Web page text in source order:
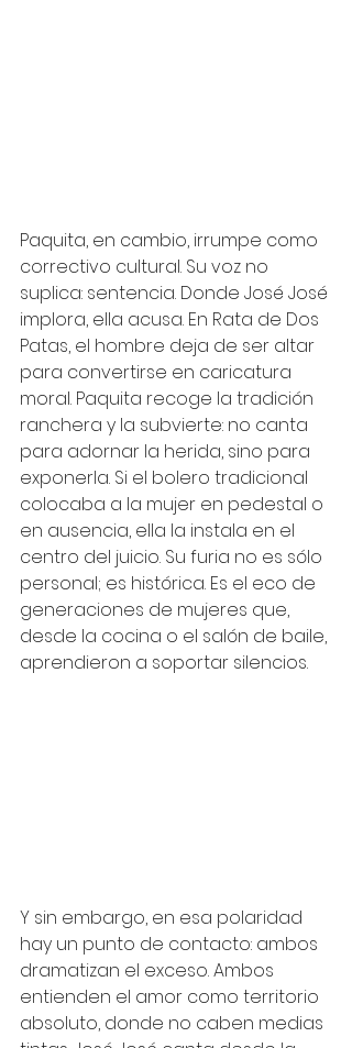
Paquita, en cambio, irrumpe como
correctivo cultural. Su voz no
suplica: sentencia. Donde José José
implora, ella acusa. En Rata de Dos
Patas, el hombre deja de ser altar
para convertirse en caricatura
moral. Paquita recoge la tradición
ranchera y la subvierte: no canta
para adornar la herida, sino para
exponerla. Si el bolero tradicional
colocaba a la mujer en pedestal o
en ausencia, ella la instala en el
centro del juicio. Su furia no es sólo
personal; es histórica. Es el eco de
generaciones de mujeres que,
desde la cocina o el salón de baile,
aprendieron a soportar silencios.
Y sin embargo, en esa polaridad
hay un punto de contacto: ambos
dramatizan el exceso. Ambos
entienden el amor como territorio
absoluto, donde no caben medias